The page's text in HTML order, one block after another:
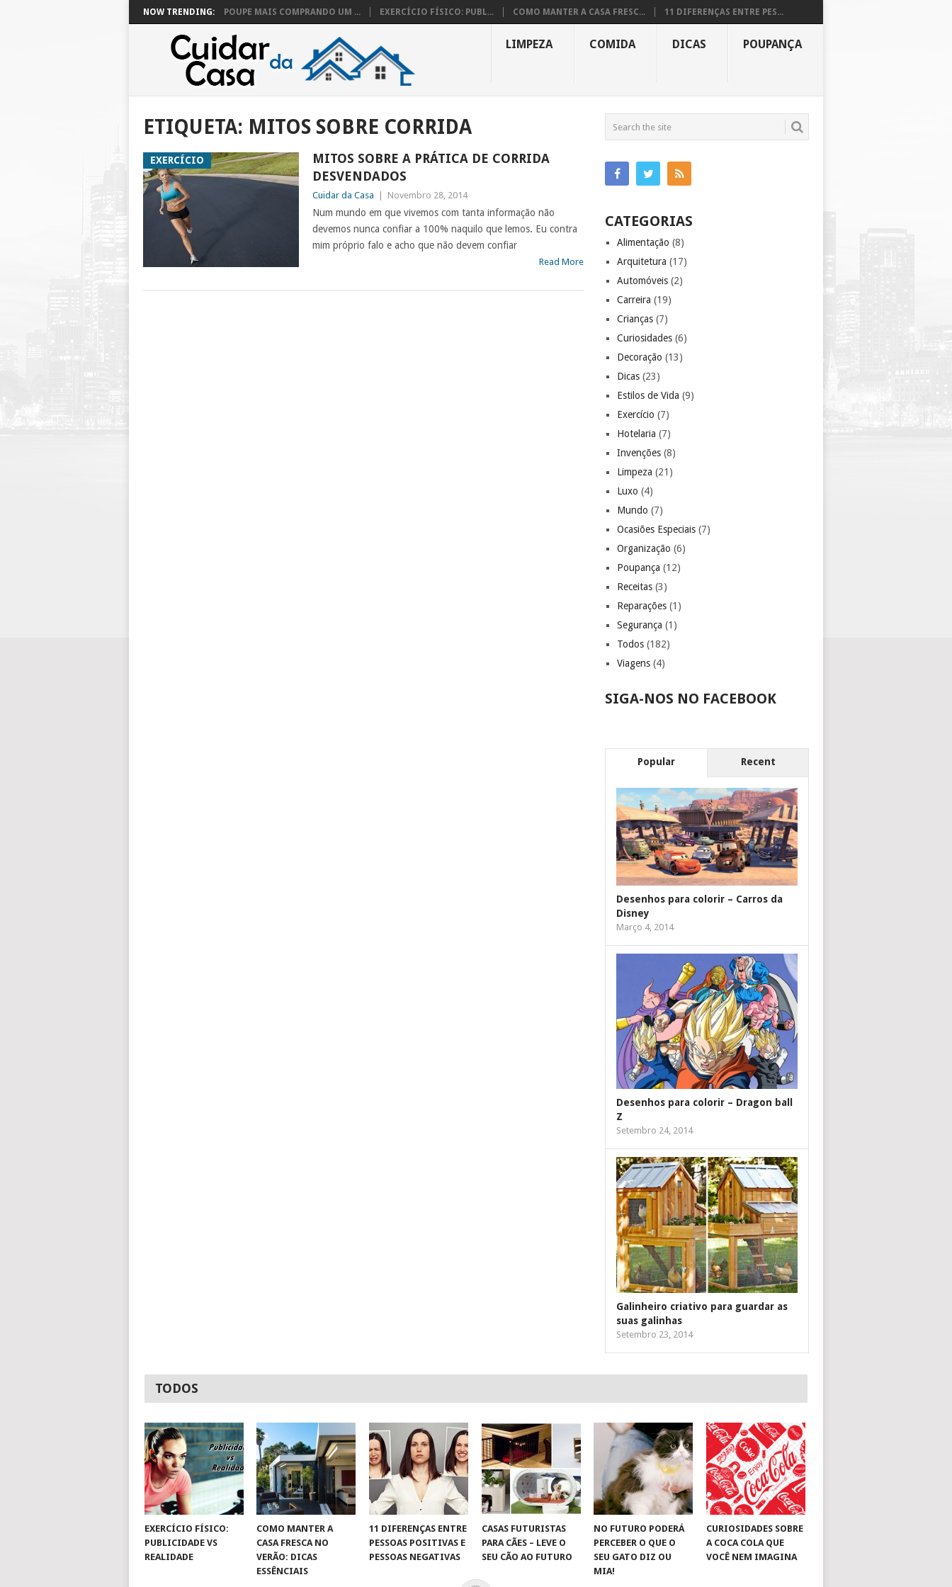
NOW TRENDING: POUPE MAIS COMPRANDO UM ... EXERCÍCIO FÍSICO: PUBL... COMO MANTER A CASA FRESC... 11 DIFERENÇAS ENTRE PES...
LIMPEZA COMIDA DICAS POUPANÇA
ETIQUETA: MITOS SOBRE CORRIDA
EXERCÍCIO
MITOS SOBRE A PRÁTICA DE CORRIDA
DESVENDADOS
Cuidar da Casa Novembro 28, 2014
Num mundo em que vivemos com tanta informação não
devemos nunca confiar a 100% naquilo que lemos. Eu contra
mim próprio falo e acho que não devem confiar
Read More
CATEGORIAS
Alimentação (8)
Arquitetura (17)
Automóveis (2)
Carreira (19)
Crianças (7)
Curiosidades (6)
Decoração (13)
Dicas (23)
Estilos de Vida (9)
Exercício (7)
Hotelaria (7)
Invenções (8)
Limpeza (21)
Luxo (4)
Mundo (7)
Ocasiões Especiais (7)
Organização (6)
Poupança (12)
Receitas (3)
Reparações (1)
Segurança (1)
Todos (182)
Viagens (4)
SIGA-NOS NO FACEBOOK
Popular Recent
Desenhos para colorir – Carros da
Disney
Março 4, 2014
Desenhos para colorir – Dragon ball
Z
Setembro 24, 2014
Galinheiro criativo para guardar as
suas galinhas
Setembro 23, 2014
TODOS
EXERCÍCIO FÍSICO:
PUBLICIDADE VS
REALIDADE
COMO MANTER A
CASA FRESCA NO
VERÃO: DICAS
ESSÊNCIAIS
11 DIFERENÇAS ENTRE
PESSOAS POSITIVAS E
PESSOAS NEGATIVAS
CASAS FUTURISTAS
PARA CÃES – LEVE O
SEU CÃO AO FUTURO
NO FUTURO PODERÁ
PERCEBER O QUE O
SEU GATO DIZ OU
MIA!
CURIOSIDADES SOBRE
A COCA COLA QUE
VOCÊ NEM IMAGINA